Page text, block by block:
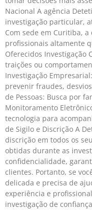
Nacional A agência
investigação particular,
Com sede em Curitiba,
profissionais altamente
Oferecidos Investigação
traições ou
Investigação
prevenir fraudes,
de Pessoas: Busca por
Monitoramento
tecnologia para
de Sigilo e Discrição A
discrição em todos os
obtidas durante as
confidencialidade,
clientes. Portanto, se
delicada e precisa de
experiência e
investigação de